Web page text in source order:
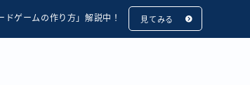
ドゲームの作り方」解説中！ 見てみる